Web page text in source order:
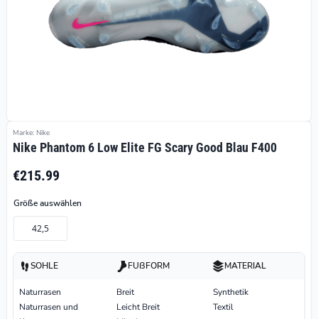
Marke: Nike
Nike Phantom 6 Low Elite FG Scary Good Blau F400
€215.99
Größe auswählen
42,5
SOHLE
Naturrasen
Naturrasen und
FUßFORM
Breit
Leicht Breit
MATERIAL
Synthetik
Textil